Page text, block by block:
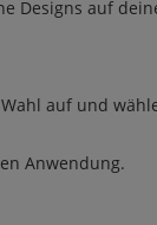
auf
auf und
Anwendung.